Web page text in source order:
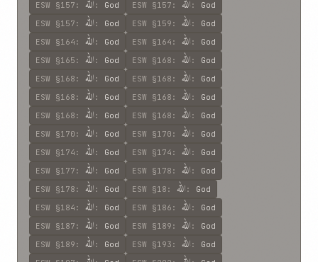
ESW §157 : اللّه : God ESW §157 : اللّه : God
ESW §157 : اللّه : God ESW §159 : اللّه : God
ESW §164 : اللّه : God ESW §164 : اللّه : God
ESW §165 : اللّه : God ESW §168 : اللّه : God
ESW §168 : اللّه : God ESW §168 : اللّه : God
ESW §168 : اللّه : God ESW §168 : اللّه : God
ESW §168 : اللّه : God ESW §168 : اللّه : God
ESW §170 : اللّه : God ESW §170 : اللّه : God
ESW §174 : اللّه : God ESW §174 : اللّه : God
ESW §177 : اللّه : God ESW §178 : اللّه : God
ESW §178 : اللّه : God ESW §18 : اللّه : God
ESW §184 : اللّه : God ESW §186 : اللّه : God
ESW §187 : اللّه : God ESW §189 : اللّه : God
ESW §189 : اللّه : God ESW §193 : اللّه : God